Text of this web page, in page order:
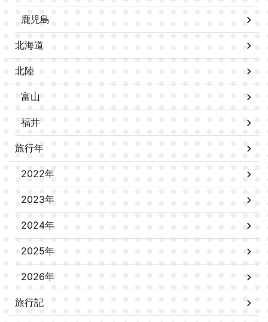
鹿児島
北海道
北陸
富山
福井
旅行年
2022年
2023年
2024年
2025年
2026年
旅行記